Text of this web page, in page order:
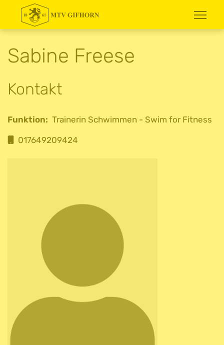
Sabine Freese
Kontakt
Funktion: Trainerin Schwimmen - Swim for Fitness
Mobil
017649209424